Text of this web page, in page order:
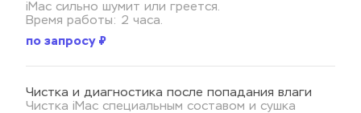
iMac сильно шумит или греется.
Время работы: 2 часа.
по запросу ₽
Чистка и диагностика после попадания влаги
Чистка iMac специальным составом и сушка